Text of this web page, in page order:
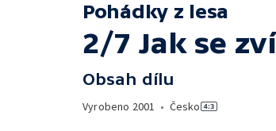
Pohádky z lesa
2/7 Jak se
Obsah dílu
Vyrobeno 2001 • Česko